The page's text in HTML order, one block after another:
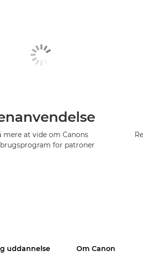
mere at vide om Canons
for patroner
uddannelse Om Canon